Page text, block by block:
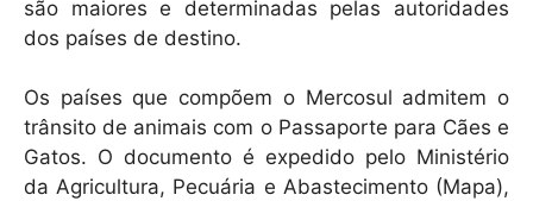
são maiores e determinadas pelas autoridades
dos países de destino.
Os países que compõem o Mercosul admitem o
trânsito de animais com o Passaporte para Cães e
Gatos. O documento é expedido pelo Ministério
da Agricultura, Pecuária e Abastecimento (Mapa),